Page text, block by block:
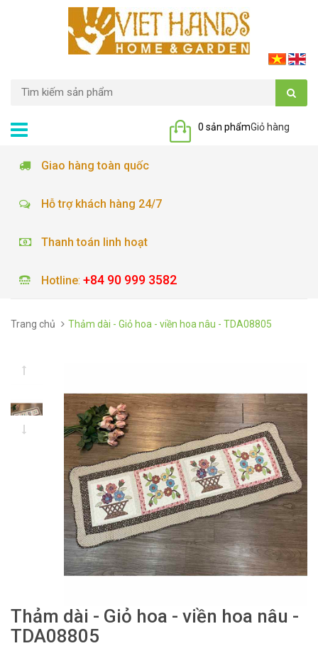
Giỏ hàng
0 sản phẩm
Giao hàng toàn quốc
Hỗ trợ khách hàng 24/7
Thanh toán linh hoạt
Hotline: +84 90 999 3582
Trang chủ Thảm dài - Giỏ hoa - viền hoa nâu - TDA08805
Thảm dài - Giỏ hoa - viền hoa nâu -
TDA08805